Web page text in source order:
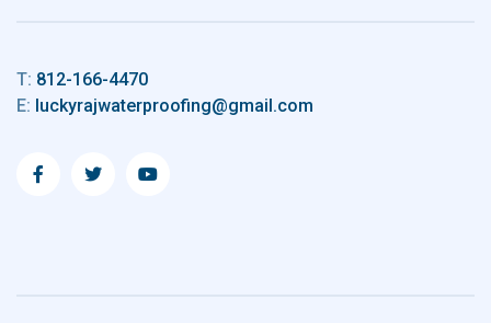
T: 812-166-4470
E: luckyrajwaterproofing@gmail.com